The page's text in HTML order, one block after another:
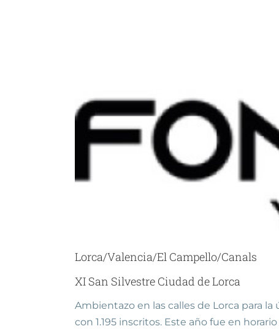
Lorca/Valencia/El Campello/Canals
XI San Silvestre Ciudad de Lorca
Ambientazo en las calles de Lorca para
con 1.195 inscritos. Este año fue en